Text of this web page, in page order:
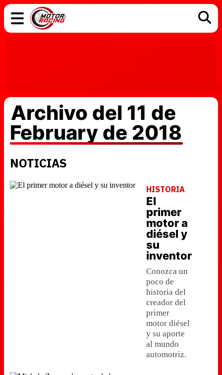
Archivo del 11 de
February de 2018
NOTICIAS
HISTORIA
El
primer
motor a
diésel y
su
inventor
Conozca un
poco de
historia del
creador del
primer
motor diésel
y su aporte
al mundo
automotriz.